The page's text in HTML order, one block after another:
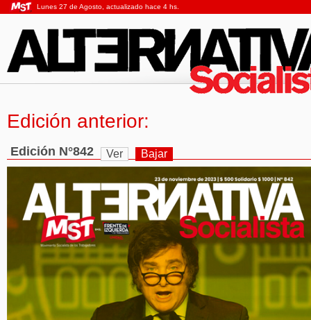
Lunes 27 de Agosto, actualizado hace 4 hs.
Edición anterior:
Edición N°842 Ver Bajar